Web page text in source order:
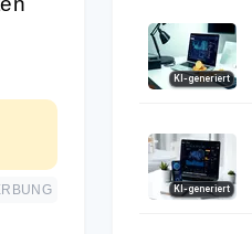
KI-generiert
KI-generiert